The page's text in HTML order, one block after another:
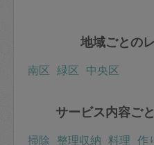
地域ごとの
南区 緑区 中央区
サービス内容ご
掃除 整理収納 料理 作